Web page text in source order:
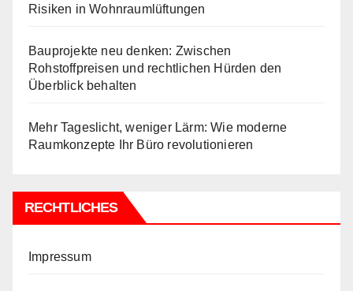
Risiken in Wohnraumlüftungen
Bauprojekte neu denken: Zwischen
Rohstoffpreisen und rechtlichen Hürden den
Überblick behalten
Mehr Tageslicht, weniger Lärm: Wie moderne
Raumkonzepte Ihr Büro revolutionieren
RECHTLICHES
Impressum